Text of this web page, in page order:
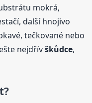
mokrá,
další hnojivo
tečkované nebo
nejdřívškůdce,